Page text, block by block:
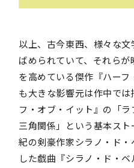
以上、古今東西、様々な
ばめられていて、それら
を高めている傑作『ハー
も大きな影響元は作中で
フ・オブ・イット』の「
三角関係」という基本ス
紀の剣豪作家シラノ・ド
した戯曲『シラノ・ド・ベ